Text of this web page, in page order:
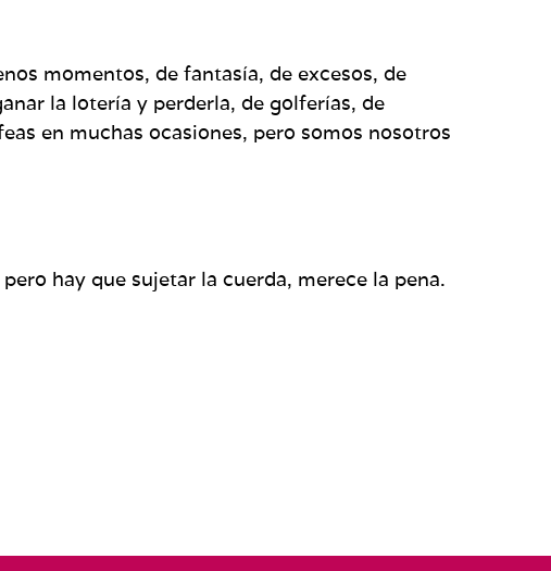
momentos, de fantasía, de excesos, de
la lotería y perderla, de golferías, de
en muchas ocasiones, pero somos nosotros
hay que sujetar la cuerda, merece la pena.